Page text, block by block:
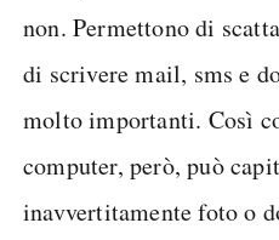
non. Permettono di
di scrivere mail, sms e
molto importanti. Così
computer, però, può
inavvertitamente foto o